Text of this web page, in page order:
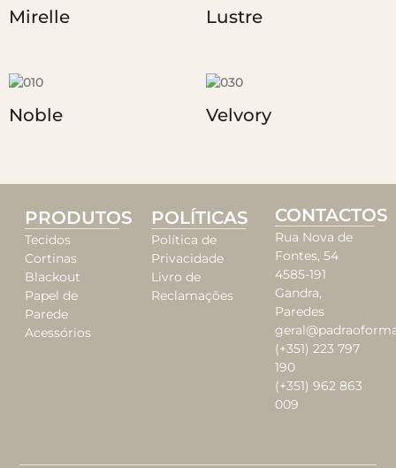
Mirelle Lustre
Noble Velvory
PRODUTOS
Tecidos
Cortinas
Blackout
Papel de
Parede
Acessórios
POLÍTICAS
Política de
Privacidade
Livro de
Reclamações
CONTACTOS
Rua Nova de
Fontes, 54
4585-191
Gandra,
Paredes
(+351) 223 797
190
(+351) 962 863
009